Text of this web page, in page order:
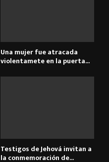
Una mujer fue atracada
violentamete en la puerta...
Testigos de Jehová invitan a
la conmemoración de...